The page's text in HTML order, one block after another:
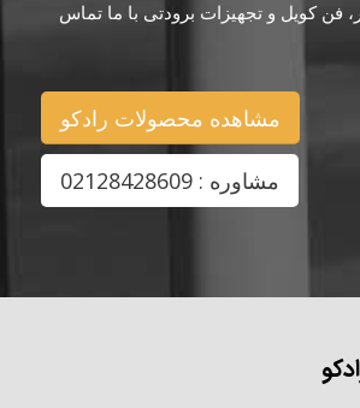
فن کویل و تجهیزات برودتی با ما تماس
مشاهده محصولات رادکو
مشاوره : 02128428609